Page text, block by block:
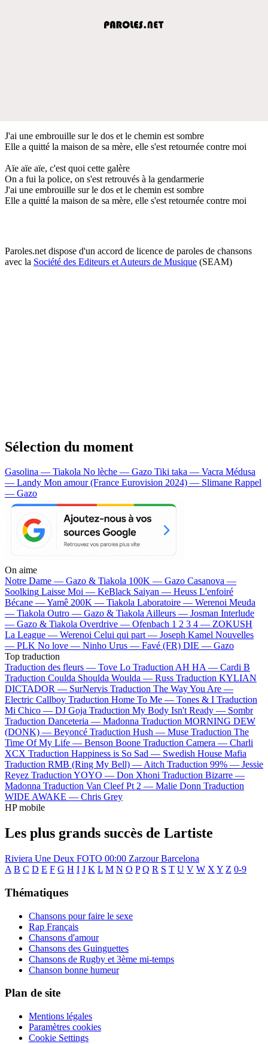
J'ai une embrouille sur le dos et le chemin est sombre
Elle a quitté la maison de sa mère, elle s'est retournée contre moi
Aïe aïe aïe, c'est quoi cette galère
On a fui la police, on s'est retrouvés à la gendarmerie
J'ai une embrouille sur le dos et le chemin est sombre
Elle a quitté la maison de sa mère, elle s'est retournée contre moi
Paroles.net dispose d'un accord de licence de paroles de chansons
avec la Société des Editeurs et Auteurs de Musique (SEAM)
Sélection du moment
Gasolina — Tiakola No lèche — Gazo Tiki taka — Vacra Médusa
— Landy Mon amour (France Eurovision 2024) — Slimane Rappel
— Gazo
On aime
Notre Dame — Gazo & Tiakola 100K — Gazo Casanova —
Soolking Laisse Moi — KeBlack Saiyan — Heuss L'enfoiré
Bécane —Yamê 200K — Tiakola Laboratoire — Werenoi Meuda
— Tiakola Outro — Gazo & TiakolaAilleurs — Josman Interlude
— Gazo & Tiakola Overdrive — Ofenbach 1 2 3 4 — ZOKUSH
La League — Werenoi Celui qui part — Joseph Kamel Nouvelles
— PLK No love — Ninho Urus — Favé (FR) DIE — Gazo
Top traduction
Traduction des fleurs — Tove Lo Traduction AH HA — Cardi B
Traduction Coulda Shoulda Woulda — Russ Traduction KYLIAN
DICTADOR — SurNervis Traduction The Way You Are —
Electric Callboy Traduction Home To Me — Tones & I Traduction
Mi Chico — DJ Goja Traduction My Body Isn't Ready — Sombr
Traduction Danceteria — Madonna Traduction MORNING DEW
(DONK) — Beyoncé Traduction Hush — Muse Traduction The
Time Of My Life — Benson Boone Traduction Camera — Charli
XCX Traduction Happiness is So Sad — Swedish House Mafia
Traduction RMB (Ring My Bell) —Aitch Traduction 99% — Jessie
Reyez Traduction YOYO — Don Xhoni Traduction Bizarre —
Madonna Traduction Van Cleef Pt 2 — Malie Donn Traduction
WIDE AWAKE — Chris Grey
HP mobile
Les plus grands succès de Lartiste
Riviera Une Deux FOTO 00:00 ZarzourBarcelona
A B C D E F G H I J K L M N O P Q R S T U V W X Y Z 0-9
Thématiques
Chansons pour faire le sexe
Rap Français
Chansons d'amour
Chansons des Guinguettes
Chansons de Rugby et 3ème mi-temps
Chanson bonne humeur
Plan de site
Mentions légales
Paramètres cookies
Cookie Settings